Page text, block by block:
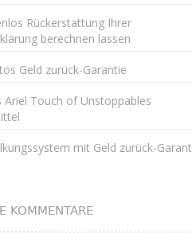
Rückerstattung Ihrer
berechnen lassen
Geld zurück-Garantie
Ariel Touch of Unstoppables
mit Geld zurück-
KOMMENTARE